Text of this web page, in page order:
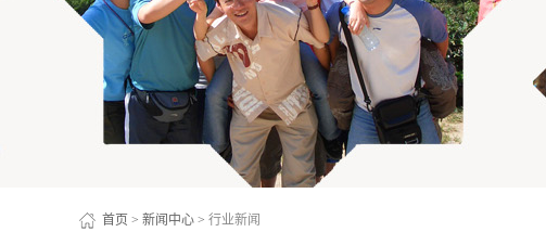
首页 > 新闻中心 > 行业新闻